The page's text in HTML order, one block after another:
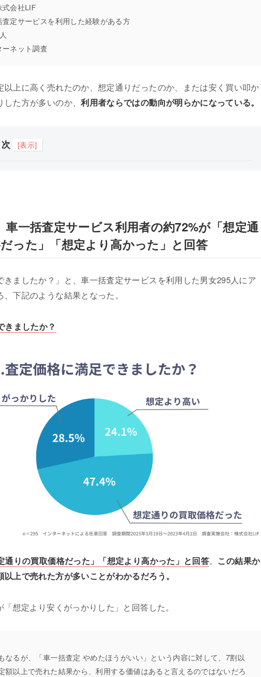
式会社LIF
定サービスを利用した経験がある方
ネット調査
以上に高く売れたのか、想定通りだったのか、または安く買い叩か
した方が多いのか、利用者ならではの動向が明らかになっている。
[表示]
車一括査定サービス利用者の約72%が「想定通
った」「想定より高かった」と回答
きましたか？」と、車一括査定サービスを利用した男女295人にア
下記のような結果となった。
きましたか？
通りの買取価格だった」「想定より高かった」と回答。 この結果か
以上で売れた方が多いことがわかるだろう。
想定より安くがっかりした」と回答した。
なるが、「車一括査定 やめたほうがいい」という内容に対して、7割以
額以上で売れた結果から、利用する価値はあると言えるのではないだろ